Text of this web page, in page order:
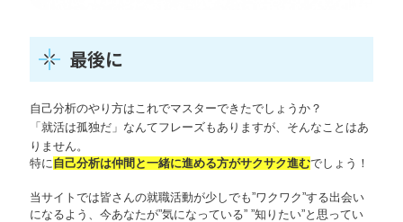
最後に
自己分析のやり方はこれでマスターできたでしょうか？
「就活は孤独だ」なんてフレーズもありますが、そんなことはあ
りません。
特に自己分析は仲間と一緒に進める方がサクサク進むでしょう！
当サイトでは皆さんの就職活動が少しでも”ワクワク”する出会い
になるよう、今あなたが”気になっている” ”知りたい”と思ってい